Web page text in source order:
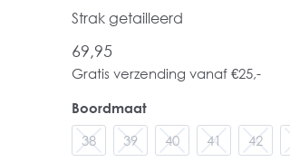
Strak getailleerd
69,95
Gratis verzending vanaf €25,-
Boordmaat
38
39 40 41 42